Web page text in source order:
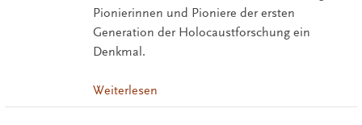
Pionierinnen und Pioniere der ersten
Generation der Holocaustforschung ein
Denkmal.
Weiterlesen